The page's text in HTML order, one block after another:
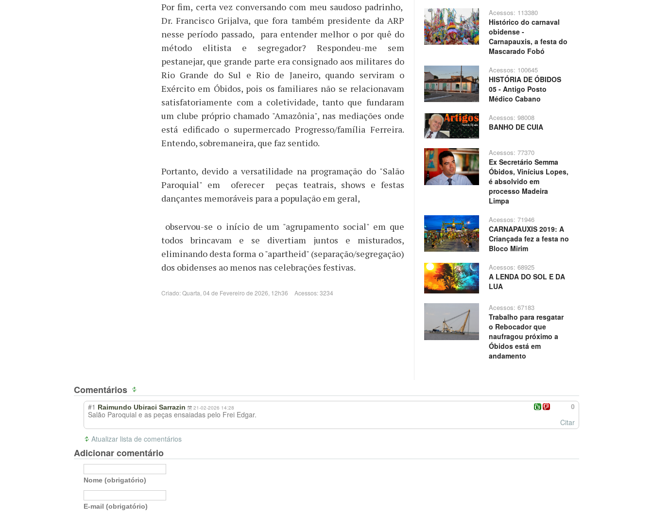
Por fim, certa vez conversando com meu saudoso padrinho,
Dr. Francisco Grijalva, que fora também presidente da ARP
nesse período passado, para entender melhor o por quê do
método elitista e segregador? Respondeu-me sem
pestanejar, que grande parte era consignado aos militares do
Rio Grande do Sul e Rio de Janeiro, quando serviram o
Exército em Óbidos, pois os familiares não se relacionavam
satisfatoriamente com a coletividade, tanto que fundaram
um clube próprio chamado "Amazônia", nas mediações onde
está edificado o supermercado Progresso/família Ferreira.
Entendo, sobremaneira, que faz sentido.
Portanto, devido a versatilidade na programação do "Salão
Paroquial" em oferecer peças teatrais, shows e festas
dançantes memoráveis para a população em geral,
observou-se o início de um "agrupamento social" em que
todos brincavam e se divertiam juntos e misturados,
eliminando desta forma o "apartheid" (separação/segregação)
dos obidenses ao menos nas celebrações festivas.
Criado: Quarta, 04 de Fevereiro de 2026, 12h36 Acessos: 3234
Acessos: 113380
Histórico do carnaval
obidense -
Carnapauxis, a festa do
Mascarado Fobó
Acessos: 100645
HISTÓRIA DE ÓBIDOS
05 - Antigo Posto
Médico Cabano
Acessos: 98008
BANHO DE CUIA
Acessos: 77370
Ex Secretário Semma
Óbidos, Vinícius Lopes,
é absolvido em
processo Madeira
Limpa
Acessos: 71946
CARNAPAUXIS 2019: A
Criançada fez a festa no
Bloco Mirim
Acessos: 68925
A LENDA DO SOL E DA
LUA
Acessos: 67183
Trabalho para resgatar
o Rebocador que
naufragou próximo a
Óbidos está em
andamento
Comentários
0
#1 Raimundo Ubiraci Sarrazin 21-02-2026 14:28
Salão Paroquial e as peças ensaiadas pelo Frei Edgar.
Citar
Atualizar lista de comentários
Adicionar comentário
Nome (obrigatório)
E-mail (obrigatório)